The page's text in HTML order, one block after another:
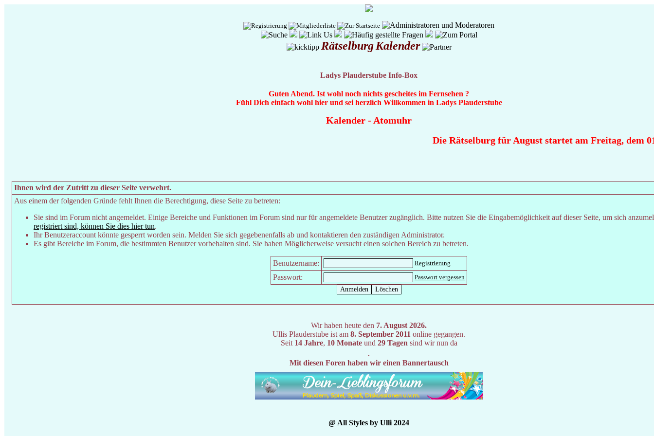
Rätselburg Kalender
Ladys Plauderstube Info-Box
Guten Abend. Ist wohl noch nichts gescheites im Fernsehen ?
Fühl Dich einfach wohl hier und sei herzlich Willkommen in Ladys Plauderstube
Kalender - Atomuhr
Die Rätselburg für August startet am Freitag, dem
Ihnen wird der Zutritt zu dieser Seite verwehrt.
Aus einem der folgenden Gründe fehlt Ihnen die Berechtigung, diese Seite zu betreten:
Sie sind im Forum nicht angemeldet. Einige Bereiche und Funktionen im Forum sind nur für angemeldete Benutzer zugänglich. Bitte nutzen Sie die Eingabemöglichkeit auf dieser Seite, um sich
registriert sind, können Sie dies hier tun.
Ihr Benutzeraccount könnte gesperrt worden sein. Melden Sie sich gegebenenfalls ab und kontaktieren den zuständigen Administrator.
Es gibt Bereiche im Forum, die bestimmten Benutzer vorbehalten sind. Sie haben Möglicherweise versucht einen solchen Bereich zu betreten.
Benutzername: Registrierung
Passwort: Passwort vergessen
Wir haben heute den 7. August 2026.
Ullis Plauderstube ist am 8. September 2011 online gegangen.
Seit 14 Jahre, 10 Monate und 29 Tagen sind wir nun da
Mit diesen Foren haben wir einen Bannertausch
@ All Styles by Ulli 2024